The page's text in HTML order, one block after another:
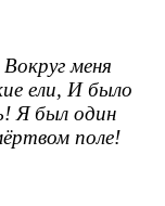
меня
ели, И было
Я был один
поле!